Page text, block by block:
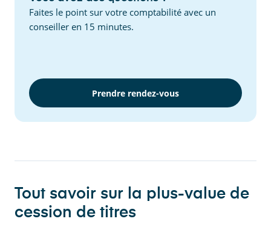
Faites le point sur votre comptabilité avec un
conseiller en 15 minutes.
Prendre rendez-vous
Tout savoir sur la plus-value de
cession de titres